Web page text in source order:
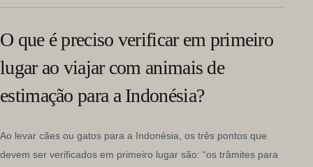
O que é preciso verificar em primeiro
lugar ao viajar com animais de
estimação para a Indonésia?
Ao levar cães ou gatos para a Indonésia, os três pontos que
devem ser verificados em primeiro lugar são: “os trâmites para